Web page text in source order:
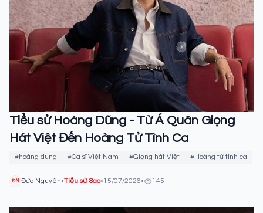
Tiểu sử Hoàng Dũng - Từ Á Quân Giọng
Hát Việt Đến Hoàng Tử Tình Ca
#hoàng dung #Ca sĩ Việt Nam #Giọng hát Việt #Hoàng tử tình ca
ĐN Đức Nguyên•Tiểu sử Sao•15/07/2026• 145